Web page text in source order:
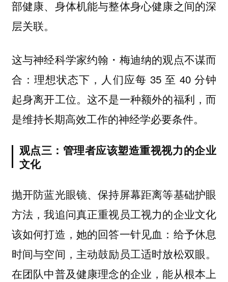
部健康、身体机能与整体身心健康之间的深
层关联。
这与神经科学家约翰・梅迪纳的观点不谋而
合：理想状态下，人们应每 35 至 40 分钟
起身离开工位。这不是一种额外的福利，而
是维持长期高效工作的神经学必要条件。
观点三：管理者应该塑造重视视力的企业
文化
抛开防蓝光眼镜、保持屏幕距离等基础护眼
方法，我追问真正重视员工视力的企业文化
该如何打造，她的回答一针见血：给予休息
时间与空间，主动鼓励员工适时放松双眼。
在团队中普及健康理念的企业，能从根本上